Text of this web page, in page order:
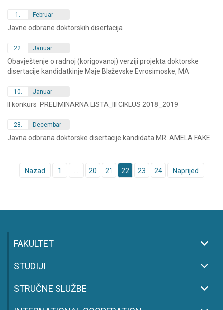
1. Februar
Javne odbrane doktorskih disertacija
22. Januar
Obavještenje o radnoj (korigovanoj) verziji projekta doktorske
disertacije kandidatkinje Maje Blaževske Evrosimoske, MA
10. Januar
II konkurs PRELIMINARNA LISTA_III CIKLUS 2018_2019
28. Decembar
Javna odbrana doktorske disertacije kandidata MR. AMELA FAKE
PostsNazad 1 20 21 22 23 24 Naprijed
FAKULTET
STUDIJI
STRUČNE SLUŽBE